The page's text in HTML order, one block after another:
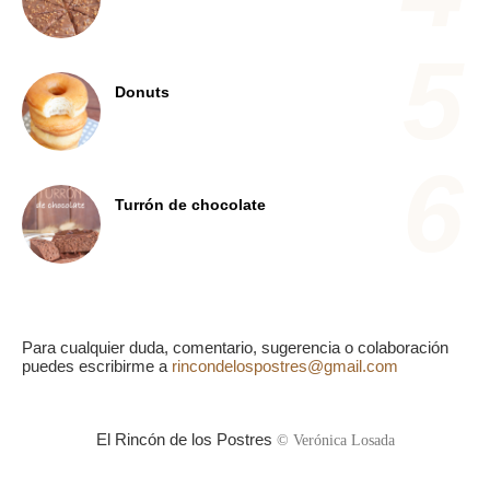
Donuts
Turrón de chocolate
Para cualquier duda, comentario, sugerencia o colaboración
puedes escribirme a rincondelospostres@gmail.com
El Rincón de los Postres © Verónica Losada